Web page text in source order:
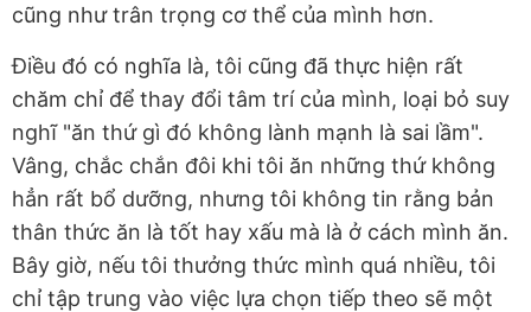
cũng như trân trọng cơ thể của mình hơn.
Điều đó có nghĩa là, tôi cũng đã thực hiện rất
chăm chỉ để thay đổi tâm trí của mình, loại bỏ suy
nghĩ "ăn thứ gì đó không lành mạnh là sai lầm".
Vâng, chắc chắn đôi khi tôi ăn những thứ không
hẳn rất bổ dưỡng, nhưng tôi không tin rằng bản
thân thức ăn là tốt hay xấu mà là ở cách mình ăn.
Bây giờ, nếu tôi thưởng thức mình quá nhiều, tôi
chỉ tập trung vào việc lựa chọn tiếp theo sẽ một